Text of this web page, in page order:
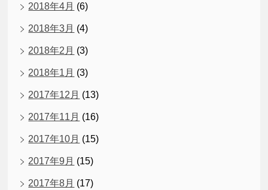
2018年4月 (6)
2018年3月 (4)
2018年2月 (3)
2018年1月 (3)
2017年12月 (13)
2017年11月 (16)
2017年10月 (15)
2017年9月 (15)
2017年8月 (17)